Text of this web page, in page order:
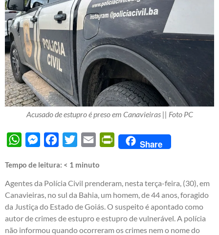
Acusado de estupro é preso em Canavieiras || Foto PC
WhatsAppMessengerFacebook
Twitter Email PrintFriendly
Share
Tempo de leitura: < 1 minuto
Agentes da Polícia Civil prenderam, nesta terça-feira, (30), em
Canavieiras, no sul da Bahia, um homem, de 44 anos, foragido
da Justiça do Estado de Goiás. O suspeito é apontado como
autor de crimes de estupro e estupro de vulnerável. A polícia
não informou quando ocorreram os crimes nem o nome do